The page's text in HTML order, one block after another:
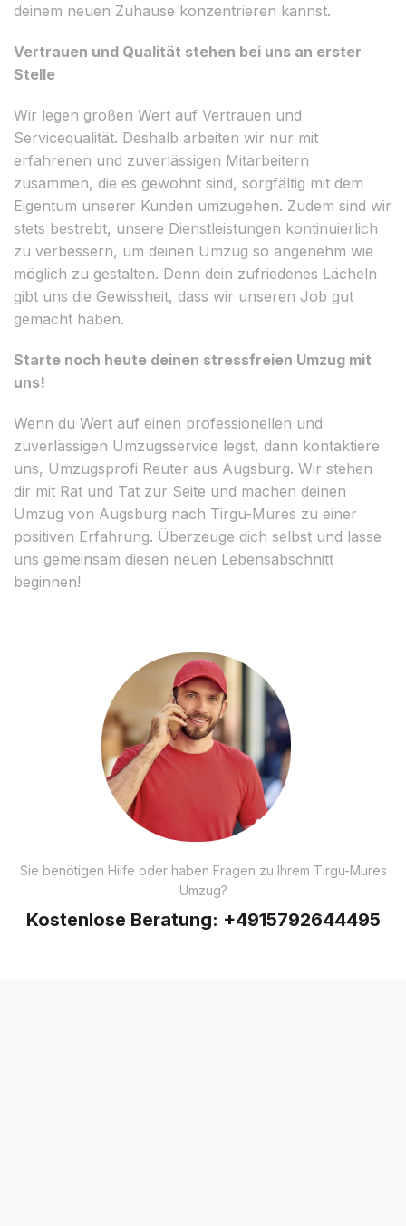
deinem neuen Zuhause konzentrieren kannst.
Vertrauen und Qualität stehen bei uns an erster
Stelle
Wir legen großen Wert auf Vertrauen und
Servicequalität. Deshalb arbeiten wir nur mit
erfahrenen und zuverlässigen Mitarbeitern
zusammen, die es gewohnt sind, sorgfältig mit dem
Eigentum unserer Kunden umzugehen. Zudem sind wir
stets bestrebt, unsere Dienstleistungen kontinuierlich
zu verbessern, um deinen Umzug so angenehm wie
möglich zu gestalten. Denn dein zufriedenes Lächeln
gibt uns die Gewissheit, dass wir unseren Job gut
gemacht haben.
Starte noch heute deinen stressfreien Umzug mit
uns!
Wenn du Wert auf einen professionellen und
zuverlässigen Umzugsservice legst, dann kontaktiere
uns, Umzugsprofi Reuter aus Augsburg. Wir stehen
dir mit Rat und Tat zur Seite und machen deinen
Umzug von Augsburg nach Tirgu-Mures zu einer
positiven Erfahrung. Überzeuge dich selbst und lasse
uns gemeinsam diesen neuen Lebensabschnitt
beginnen!
Sie benötigen Hilfe oder haben Fragen zu Ihrem Tirgu-Mures
Umzug?
Kostenlose Beratung: +4915792644495